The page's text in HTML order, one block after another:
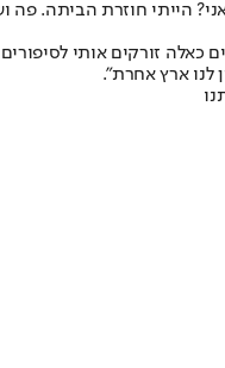
הייתי חוזרת הביתה. פה
שלי הוא שאירועים כאלה
לנו ארץ אחרת".